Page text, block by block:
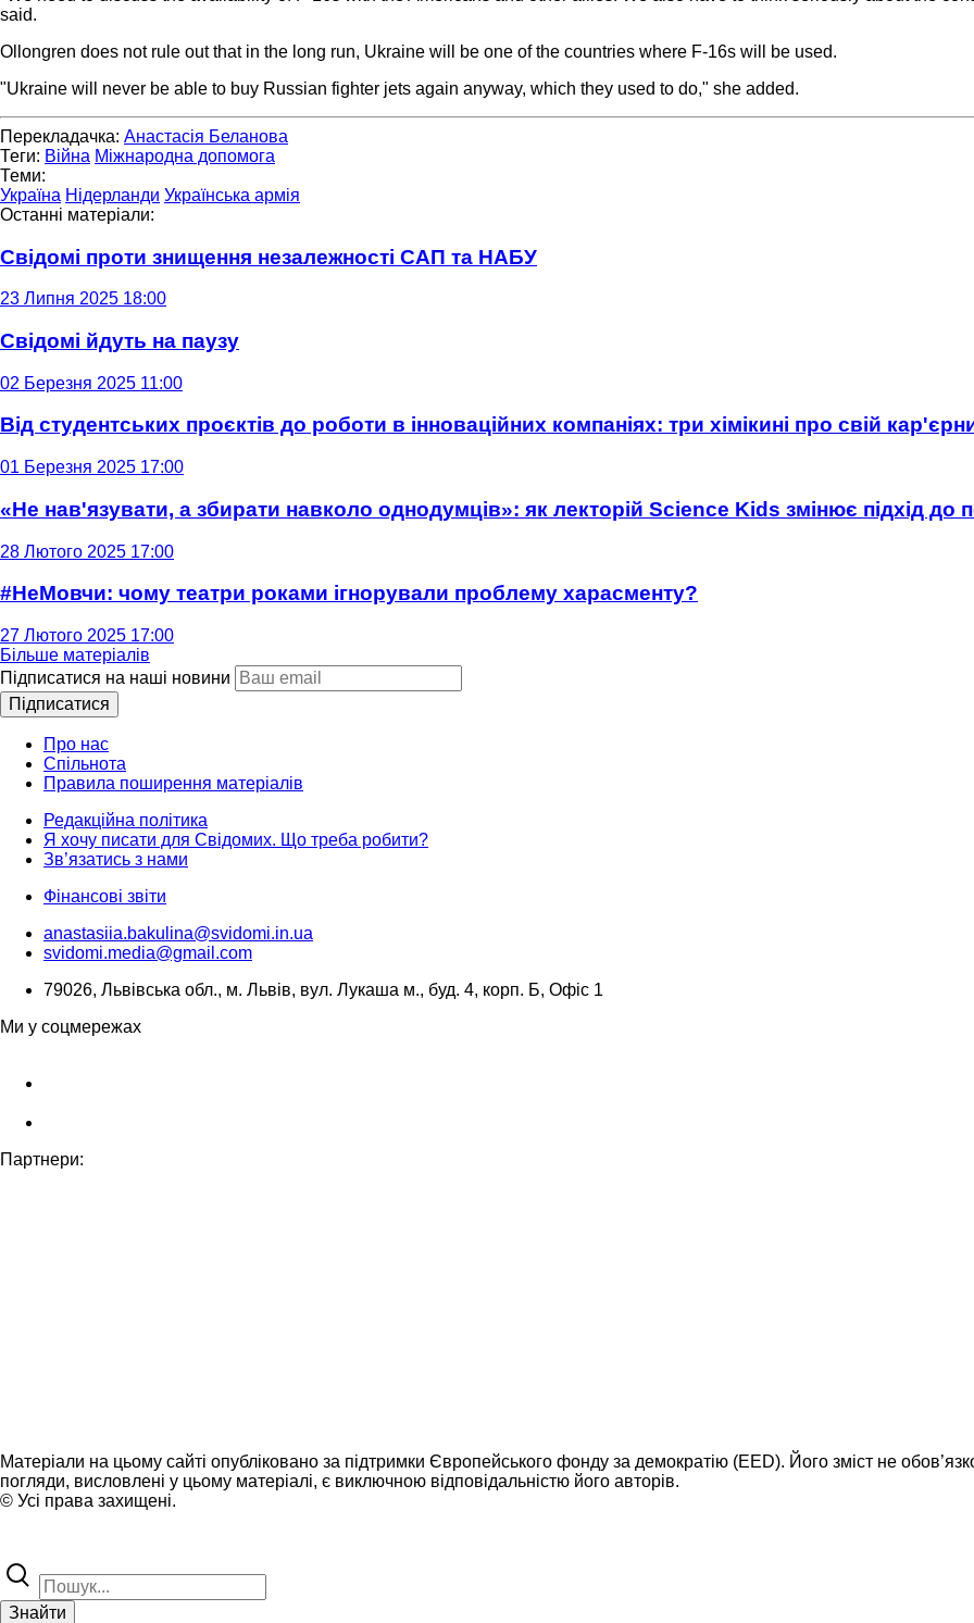
said.
Ollongren does not rule out that in the long run, Ukraine will be one of the countries where F-16s will be used.
"Ukraine will never be able to buy Russian fighter jets again anyway, which they used to do," she added.
Перекладачка: Анастасія Беланова
Теги: Війна Міжнародна допомога
Теми:
Україна Нідерланди Українська армія
Останні матеріали:
Свідомі проти знищення незалежності САП та НАБУ
23 Липня 2025 18:00
Свідомі йдуть на паузу
02 Березня 2025 11:00
Від студентських проєктів до роботи в інноваційних компаніях: три хімікині про свій
01 Березня 2025 17:00
«Не нав'язувати, а збирати навколо однодумців»: як лекторій Science Kids змінює підхід до
28 Лютого 2025 17:00
#НеМовчи: чому театри роками ігнорували проблему харасменту?
27 Лютого 2025 17:00
Більше матеріалів
Підписатися на наші новини
Підписатися
Про нас
Спільнота
Правила поширення матеріалів
Редакційна політика
Я хочу писати для Свідомих. Що треба робити?
Зв’язатись з нами
Фінансові звіти
anastasiia.bakulina@svidomi.in.ua
svidomi.media@gmail.com
79026, Львівська обл., м. Львів, вул. Лукаша м., буд. 4, корп. Б, Офіс 1
Ми у соцмережах
Партнери:
Матеріали на цьому сайті опубліковано за підтримки Європейського фонду за демократію (EED). Його зміст не
погляди, висловлені у цьому матеріалі, є виключною відповідальністю його авторів.
© Усі права захищені.
Знайти